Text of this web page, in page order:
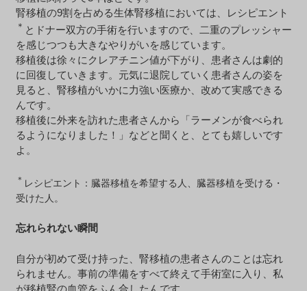
腎移植の9割を占める生体腎移植においては、レシピエント
＊ とドナー双方の手術を行いますので、二重のプレッシャー
を感じつつも大きなやりがいを感じています。
移植後は徐々にクレアチニン値が下がり、患者さんは劇的
に回復していきます。元気に退院していく患者さんの姿を
見ると、腎移植がいかに力強い医療か、改めて実感できる
んです。
移植後に外来を訪れた患者さんから「ラーメンが食べられ
るようになりました！」などと聞くと、とても嬉しいです
よ。
＊ レシピエント：臓器移植を希望する人、臓器移植を受ける・
受けた人。
忘れられない瞬間
自分が初めて受け持った、腎移植の患者さんのことは忘れ
られません。事前の準備をすべて終えて手術室に入り、私
が移植腎の血管をふん合したんです。